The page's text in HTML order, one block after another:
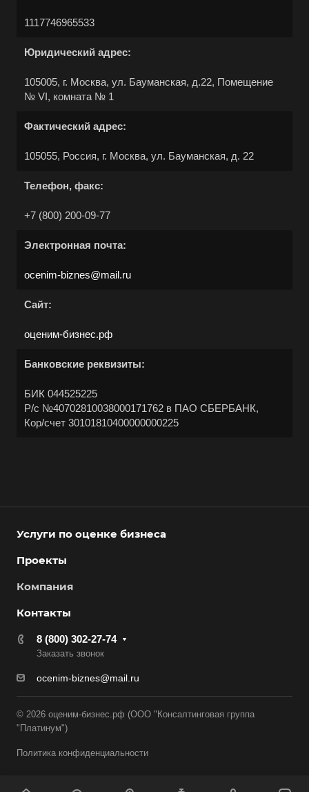
1117746965533
Юридический адрес:
105005, г. Москва, ул. Бауманская, д.22, Помещение
№ VI, комната № 1
Фактический адрес:
105055, Россия, г. Москва, ул. Бауманская, д. 22
Телефон, факс:
+7 (800) 200-09-77
Электронная почта:
ocenim-biznes@mail.ru
Сайт:
оценим-бизнес.рф
Банковские реквизиты:
БИК 044525225
Р/с №40702810038000171762 в ПАО СБЕРБАНК,
Кор/счет 30101810400000000225
Услуги по оценке бизнеса
Проекты
Компания
Контакты
8 (800) 302-27-74
Заказать звонок
ocenim-biznes@mail.ru
© 2026 оценим-бизнес.рф (ООО "Консалтинговая группа
"Платинум")
Политика конфиденциальности
Выберите ваш город
Например:Казань
Абакан
Абдулино
Аксай
Алушта
Ангарск
Анжеро-Судженск
Арамиль
Арзамас
Астрахань
Ахтубинск
Балабаново
Балаково
Балашов
Барнаул
Батайск